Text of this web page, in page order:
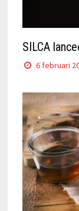
SILCA
6 februari